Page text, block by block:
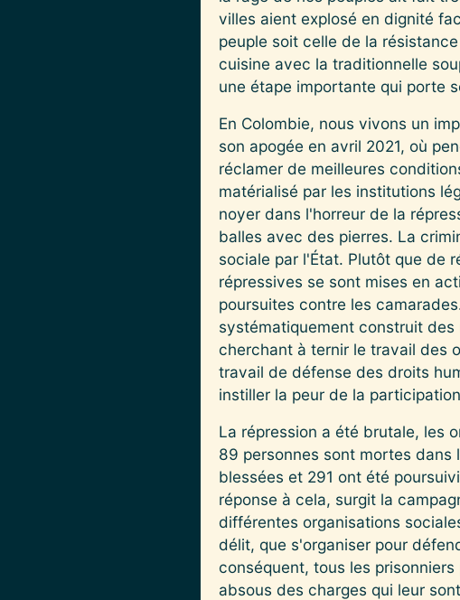
villes aient explosé en dignité
peuple soit celle de la
cuisine avec la traditionnelle
une étape importante qui porte
En Colombie, nous vivons un
son apogée en avril 2021, où
réclamer de meilleures
matérialisé par les institutions
noyer dans l'horreur de la
balles avec des pierres. La
sociale par l'État. Plutôt que de
répressives se sont mises en
poursuites contre les
systématiquement construit
cherchant à ternir le travail des
travail de défense des droits
instiller la peur de la
La répression a été brutale, les
89 personnes sont mortes
blessées et 291 ont été
réponse à cela, surgit la
différentes organisations
délit, que s'organiser pour
conséquent, tous les
absous des charges qui leur